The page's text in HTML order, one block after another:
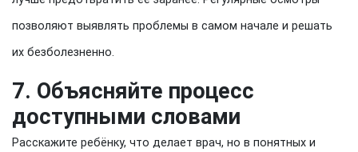
позволяют выявлять проблемы в самом начале и решать
их безболезненно.
7. Объясняйте процесс
доступными словами
Расскажите ребёнку, что делает врач, но в понятных и